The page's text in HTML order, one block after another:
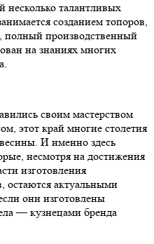
талантливых
созданием топоров,
полный производственный
на знаниях многих
своим мастерством
этот край многие столетия
И именно здесь
несмотря на достижения
изготовления
остаются актуальными
они изготовлены
— кузнецами бренда